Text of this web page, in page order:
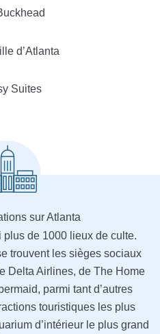
d’Atlanta
Suites
sur Atlanta
de 1000 lieux de culte.
trouvent les sièges sociaux
Delta Airlines, de The Home
parmi tant d’autres
touristiques les plus
d’intérieur le plus grand